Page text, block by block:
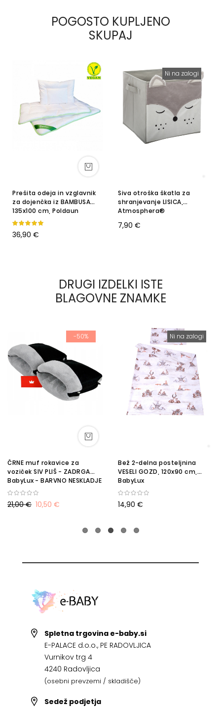
POGOSTO KUPLJENO
SKUPAJ
Prešita odeja in vzglavnik
za dojenčka iz BAMBUSA
135x100 cm, Poldaun
Rating:
100%
36,90 €
Ni na zalogi
Siva otroška škatla za
shranjevanje LISICA,
Atmosphera®
7,90 €
DRUGI IZDELKI ISTE
BLAGOVNE ZNAMKE
-50%
ČRNE muf rokavice za
voziček SIV PLIŠ - ZADRGA
BabyLux - BARVNO NESKLADJE
10,50 €
21,00 €
Ni na zalogi
Bež 2-delna posteljnina
VESELI GOZD, 120x90 cm,
BabyLux
14,90 €
Spletna trgovina e-baby.si
E-PALACE d.o.o., PE RADOVLJICA
Vurnikov trg 4
4240 Radovljica
(osebni prevzemi / skladišče)
Sedež podjetja